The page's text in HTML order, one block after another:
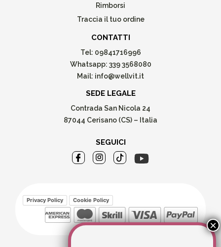
Rimborsi
Traccia il tuo ordine
CONTATTI
Tel: 09841716996
Whatsapp: 339 3568080
Mail: info@wellvit.it
SEDE LEGALE
Contrada San Nicola 24
87044 Cerisano (CS) – Italia
SEGUICI
Privacy Policy Cookie Policy